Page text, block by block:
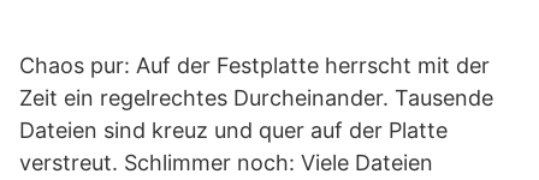
Chaos pur: Auf der Festplatte herrscht mit der
Zeit ein regelrechtes Durcheinander. Tausende
Dateien sind kreuz und quer auf der Platte
verstreut. Schlimmer noch: Viele Dateien